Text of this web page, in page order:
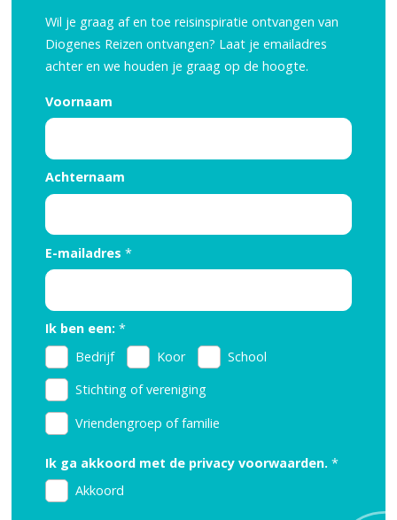
Wil je graag af en toe reisinspiratie ontvangen van
Diogenes Reizen ontvangen? Laat je emailadres
achter en we houden je graag op de hoogte.
Voornaam
Achternaam
E-mailadres *
Ik ben een: *
Bedrijf
Koor
School
Stichting of vereniging
Vriendengroep of familie
Ik ga akkoord met de privacy voorwaarden. *
Akkoord